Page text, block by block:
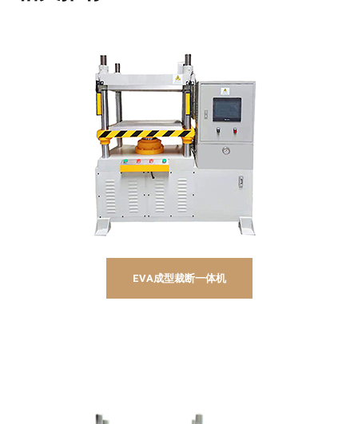
EVA成型裁断一体机